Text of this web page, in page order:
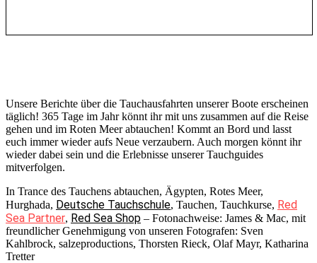
Unsere Berichte über die Tauchausfahrten unserer Boote erscheinen
täglich! 365 Tage im Jahr könnt ihr mit uns zusammen auf die Reise
gehen und im Roten Meer abtauchen! Kommt an Bord und lasst
euch immer wieder aufs Neue verzaubern. Auch morgen könnt ihr
wieder dabei sein und die Erlebnisse unserer Tauchguides
mitverfolgen.
In Trance des Tauchens abtauchen, Ägypten, Rotes Meer,
Hurghada, Deutsche Tauchschule, Tauchen, Tauchkurse, Red
Sea Partner, Red Sea Shop – Fotonachweise: James & Mac, mit
freundlicher Genehmigung von unseren Fotografen: Sven
Kahlbrock, salzeproductions, Thorsten Rieck, Olaf Mayr, Katharina
Tretter